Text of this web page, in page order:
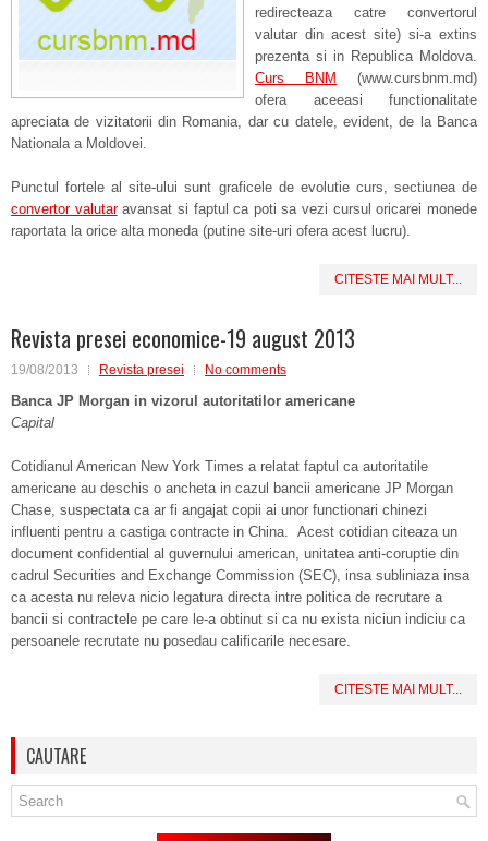
redirecteaza catre convertorul
valutar din acest site) si-a extins
prezenta si in Republica Moldova.
Curs BNM
(www.cursbnm.md)
ofera aceeasi functionalitate
apreciata de vizitatorii din Romania, dar cu datele, evident, de la Banca
Nationala a Moldovei.
Punctul fortele al site-ului sunt graficele de evolutie curs, sectiunea de
convertor valutaravansat si faptul ca poti sa vezi cursul oricarei monede
raportata la orice alta moneda (putine site-uri ofera acest lucru).
CITESTE MAI MULT...
Revista presei economice-19 august 2013
19/08/2013 Revista presei No comments
Banca JP Morgan in vizorul autoritatilor americane
Capital
Cotidianul American New York Times a relatat faptul ca autoritatile
americane au deschis o ancheta in cazul bancii americane JP Morgan
Chase, suspectata ca ar fi angajat copii ai unor functionari chinezi
influenti pentru a castiga contracte in China. Acest cotidian citeaza un
document confidential al guvernului american, unitatea anti-coruptie din
cadrul Securities and Exchange Commission (SEC), insa subliniaza insa
ca acesta nu releva nicio legatura directa intre politica de recrutare a
bancii si contractele pe care le-a obtinut si ca nu exista niciun indiciu ca
persoanele recrutate nu posedau calificarile necesare.
CITESTE MAI MULT...
CAUTARE